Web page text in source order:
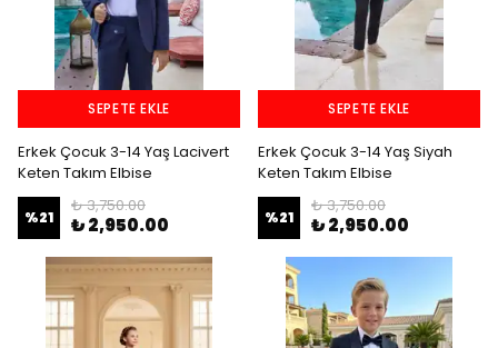
SEPETE EKLE
Erkek Çocuk 3-14 Yaş Lacivert
Keten Takım Elbise
%21
₺ 3,750.00
₺ 2,950.00
SEPETE EKLE
Erkek Çocuk 3-14 Yaş Siyah
Keten Takım Elbise
%21
₺ 3,750.00
₺ 2,950.00